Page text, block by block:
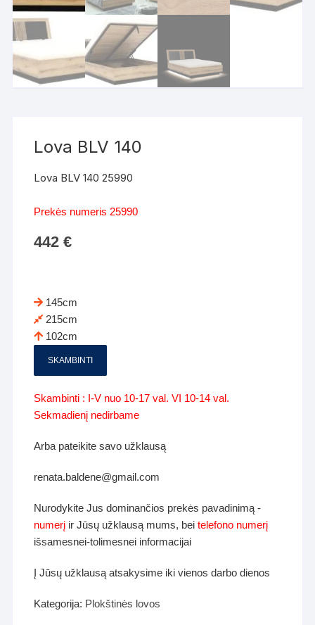
Lova BLV 140
Lova BLV 140 25990
Prekės numeris 25990
442€
145cm
215cm
102cm
SKAMBINTI
Skambinti : I-V nuo 10-17 val. VI 10-14 val.
Sekmadienį nedirbame
Arba pateikite savo užklausą
renata.baldene@gmail.com
Nurodykite Jus dominančios prekės pavadinimą -
numerį ir Jūsų užklausą mums, beitelefono numerį
išsamesnei-tolimesnei informacijai
Į Jūsų užklausą atsakysime iki vienos darbo dienos
Kategorija: Plokštinės lovos